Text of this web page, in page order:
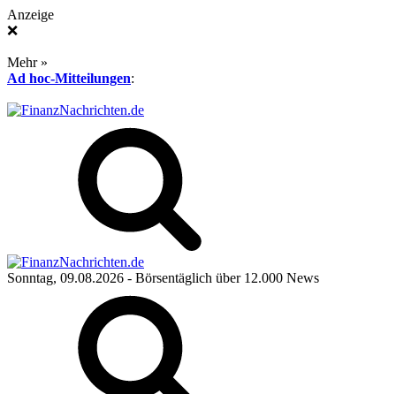
Anzeige
❌
Mehr »
Ad hoc-Mitteilungen:
Sonntag, 09.08.2026 - Börsentäglich über 12.000 News